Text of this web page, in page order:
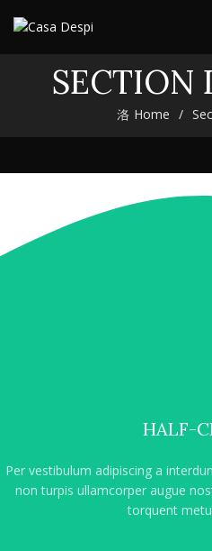
SECTION
Home
HALF-
Per vestibulum adipiscing a
non turpis ullamcorper augue
torquent